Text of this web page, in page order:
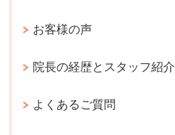
お客様の声
院長の経歴とスタッフ紹介
よくあるご質問